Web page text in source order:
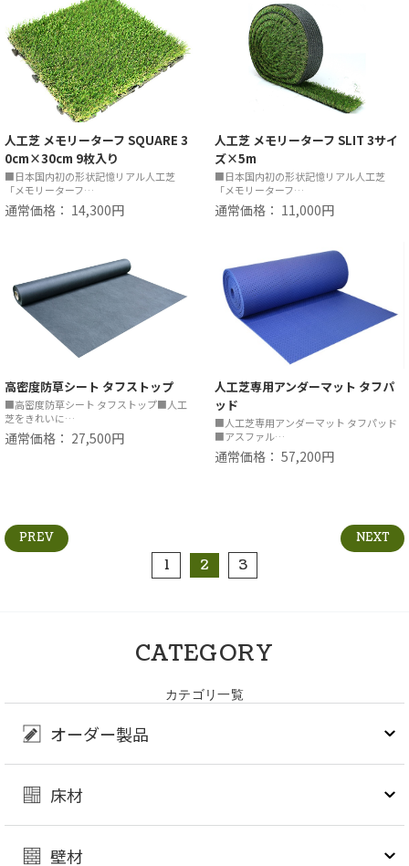
人工芝 メモリーターフ SQUARE 3
0cm×30cm 9枚入り
■日本国内初の形状記憶リアル人工芝
「メモリーターフ…
通常価格： 14,300円
人工芝 メモリーターフ SLIT 3サイ
ズ×5m
■日本国内初の形状記憶リアル人工芝
「メモリーターフ…
通常価格： 11,000円
高密度防草シート タフストップ
■高密度防草シート タフストップ■人工
芝をきれいに…
通常価格： 27,500円
人工芝専用アンダーマット タフパ
ッド
■人工芝専用アンダーマット タフパッド
■アスファル…
通常価格： 57,200円
PREV
1 2 3
NEXT
CATEGORY
カテゴリ一覧
オーダー製品
床材
壁材